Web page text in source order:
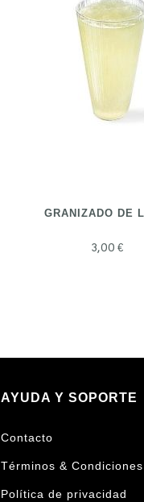
GRANIZADO DE
3,00 €
AYUDA Y SOPORTE
Contacto
Términos & Condiciones
Política de privacidad